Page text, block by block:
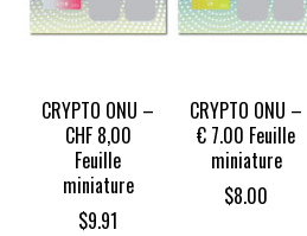
CRYPTO ONU –
CHF 8,00
Feuille
miniature
$9.91
CRYPTO ONU –
€ 7.00 Feuille
miniature
$8.00